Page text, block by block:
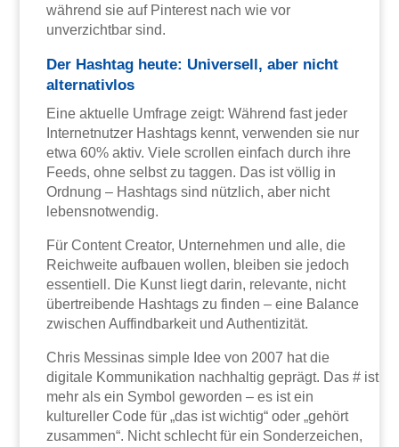
während sie auf Pinterest nach wie vor
unverzichtbar sind.
Der Hashtag heute: Universell, aber nicht
alternativlos
Eine aktuelle Umfrage zeigt: Während fast jeder
Internetnutzer Hashtags kennt, verwenden sie nur
etwa 60% aktiv. Viele scrollen einfach durch ihre
Feeds, ohne selbst zu taggen. Das ist völlig in
Ordnung – Hashtags sind nützlich, aber nicht
lebensnotwendig.
Für Content Creator, Unternehmen und alle, die
Reichweite aufbauen wollen, bleiben sie jedoch
essentiell. Die Kunst liegt darin, relevante, nicht
übertreibende Hashtags zu finden – eine Balance
zwischen Auffindbarkeit und Authentizität.
Chris Messinas simple Idee von 2007 hat die
digitale Kommunikation nachhaltig geprägt. Das # ist
mehr als ein Symbol geworden – es ist ein
kultureller Code für „das ist wichtig“ oder „gehört
zusammen“. Nicht schlecht für ein Sonderzeichen,